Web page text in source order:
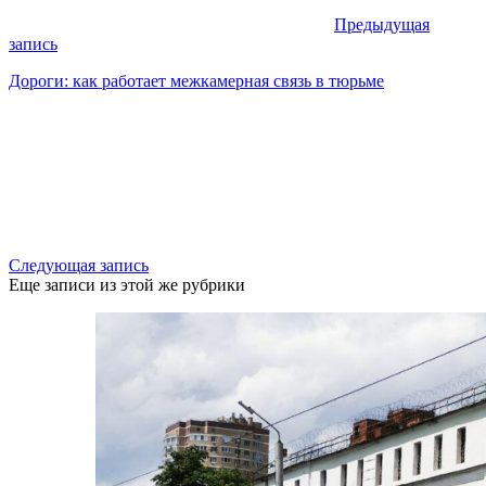
Предыдущая
запись
Дороги: как работает межкамерная связь в тюрьме
Следующая запись
Еще записи из этой же рубрики